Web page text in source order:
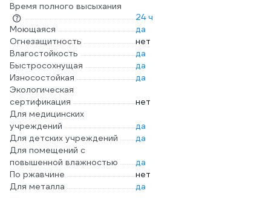
Время полного высыхания
24 ч
Моющаяся
да
Огнезащитность
нет
Влагостойкость
да
Быстросохнущая
да
Износостойкая
да
Экологическая
сертификация
нет
Для медицинских
учреждений
да
Для детских учреждений
да
Для помещений с
повышенной влажностью
да
По ржавчине
нет
Для металла
да